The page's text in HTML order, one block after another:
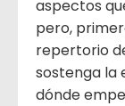
aspectos
pero,
repertorio
sostenga la
dónde